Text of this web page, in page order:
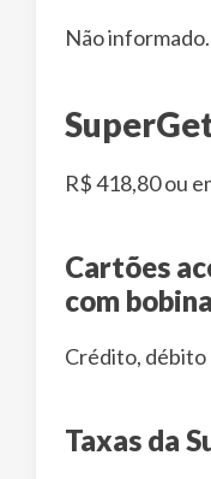
Não informado.
R$ 418,80 ou
Cartões
com bobina
Crédito, débito
Taxas da